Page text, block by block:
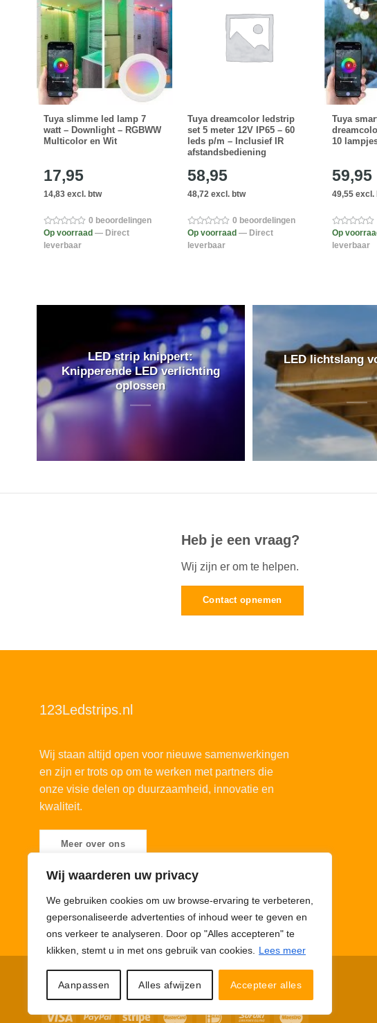
Wij waarderen uw privacy
We gebruiken cookies om uw browse-ervaring te verbeteren,
gepersonaliseerde advertenties of inhoud weer te geven en
ons verkeer te analyseren. Door op "Alles accepteren" te
klikken, stemt u in met ons gebruik van cookies.
Lees meer
Aanpassen Alles afwijzen Accepteer alles
Tuya slimme led lamp 7
watt – Downlight – RGBWW
Multicolor en Wit
17,95
14,83 excl. btw
0 beoordelingen
Op voorraad — Direct
leverbaar
Tuya dreamcolor ledstrip
set 5 meter 12V IP65 – 60
leds p/m – Inclusief IR
afstandsbediening
58,95
48,72 excl. btw
0 beoordelingen
Op voorraad — Direct
leverbaar
Tuya
10
59,95
49,55 excl.
Op
leverbaar
LED strip knippert:
Knipperende LED verlichting
oplossen
LED lichtslang
Heb je een vraag?
Wij zijn er om te helpen.
Contact opnemen
123Ledstrips.nl
Wij staan altijd open voor nieuwe samenwerkingen
en zijn er trots op om te werken met partners die
onze visie delen op duurzaamheid, innovatie en
kwaliteit.
Meer over ons
© 123Ledstrips.nl